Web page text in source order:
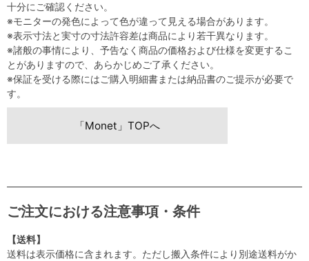
十分にご確認ください。
※モニターの発色によって色が違って見える場合があります。
※表示寸法と実寸の寸法許容差は商品により若干異なります。
※諸般の事情により、予告なく商品の価格および仕様を変更するこ
とがありますので、あらかじめご了承ください。
※保証を受ける際にはご購入明細書または納品書のご提示が必要で
す。
「Monet」TOPへ
ご注文における注意事項・条件
【送料】
送料は表示価格に含まれます。ただし搬入条件により別途送料がか